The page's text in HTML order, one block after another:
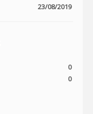
23/08/2019
0
0